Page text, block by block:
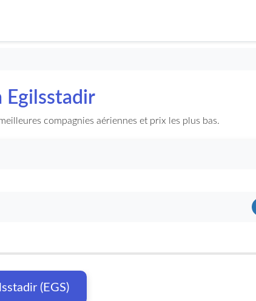
Egilsstadir
compagnies aériennes et prix les plus bas.
(EGS)